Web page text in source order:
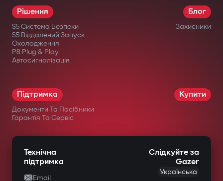
Рішення
S5 Система Безпеки
S5 Віддалений Запуск
Охолодження
P8 Plug & Play
Автосигналізація
Блог
Захисники
Підтримка
Документи Та Посібники
Гарантія Та Сервіс
Купити
Технічна
підтримка
Email
Слідкуйте за
Gazer
Українська